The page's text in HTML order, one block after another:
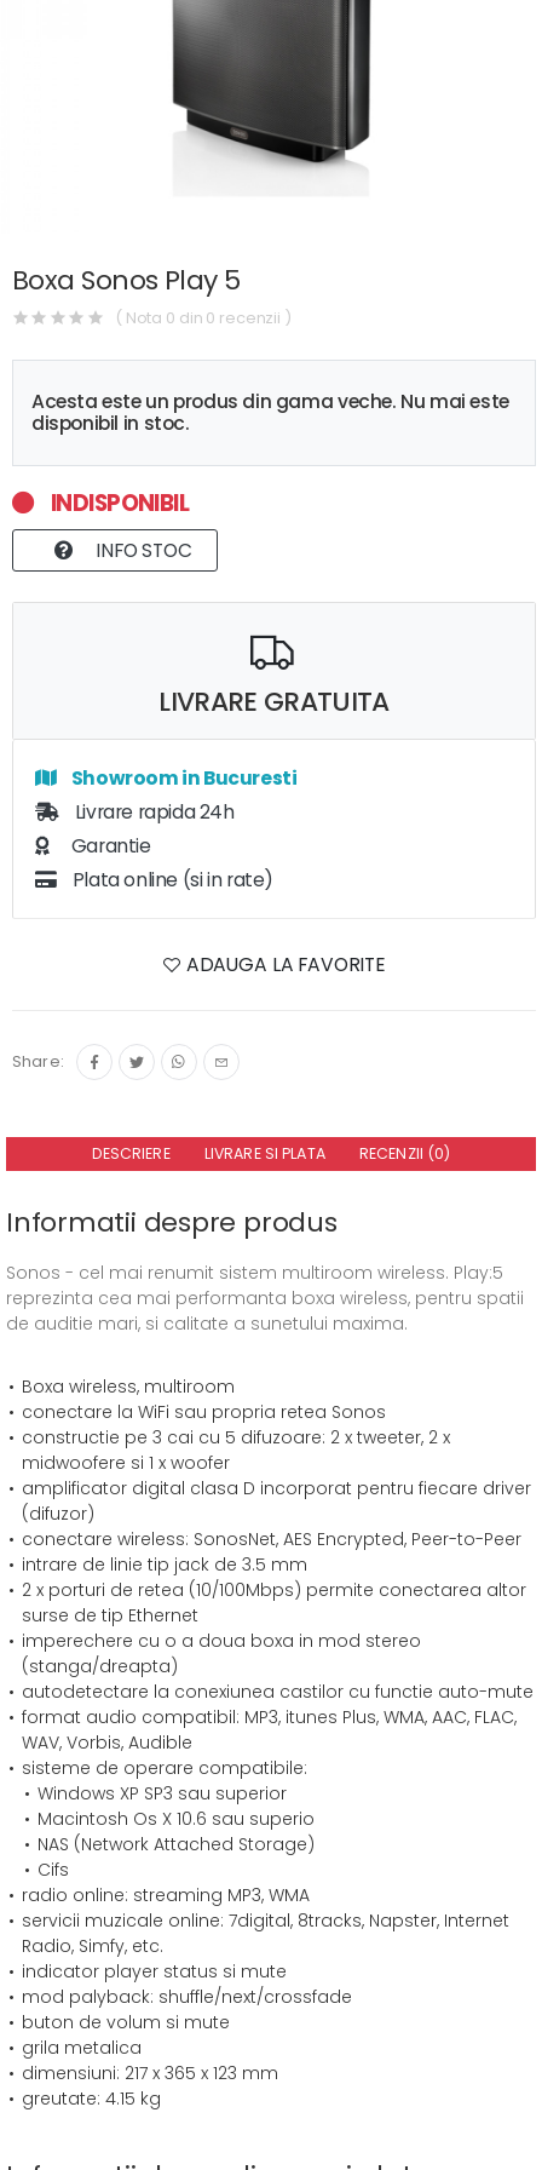
Boxa Sonos Play 5
( Nota 0 din 0 recenzii )
Acesta este un produs din gama veche. Nu mai este
disponibil in stoc.
INDISPONIBIL
INFO STOC
LIVRARE GRATUITA
Showroom in Bucuresti
Livrare rapida 24h
Garantie
Plata online (si in rate)
ADAUGA LA FAVORITE
Share:
DESCRIERE LIVRARE SI PLATA RECENZII (0)
Informatii despre produs
Sonos - cel mai renumit sistem multiroom wireless. Play:5
reprezinta cea mai performanta boxa wireless, pentru spatii
de auditie mari, si calitate a sunetului maxima.
Boxa wireless, multiroom
conectare la WiFi sau propria retea Sonos
constructie pe 3 cai cu 5 difuzoare: 2 x tweeter, 2 x
midwoofere si 1 x woofer
amplificator digital clasa D incorporat pentru fiecare driver
(difuzor)
conectare wireless: SonosNet, AES Encrypted, Peer-to-Peer
intrare de linie tip jack de 3.5 mm
2 x porturi de retea (10/100Mbps) permite conectarea altor
surse de tip Ethernet
imperechere cu o a doua boxa in mod stereo
(stanga/dreapta)
autodetectare la conexiunea castilor cu functie auto-mute
format audio compatibil: MP3, itunes Plus, WMA, AAC, FLAC,
WAV, Vorbis, Audible
sisteme de operare compatibile:
Windows XP SP3 sau superior
Macintosh Os X 10.6 sau superio
NAS (Network Attached Storage)
Cifs
radio online: streaming MP3, WMA
servicii muzicale online: 7digital, 8tracks, Napster, Internet
Radio, Simfy, etc.
indicator player status si mute
mod palyback: shuffle/next/crossfade
buton de volum si mute
grila metalica
dimensiuni: 217 x 365 x 123 mm
greutate: 4.15 kg